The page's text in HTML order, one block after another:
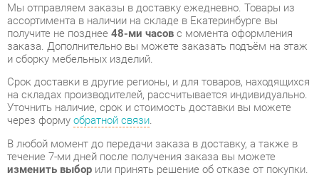
и сборку мебельных изделий.
Срок доставки в другие регионы, и для товаров, находящихся
на складах производителей, рассчитывается индивидуально.
Уточнить наличие, срок и стоимость доставки вы можете
через формуобратной связи.
В любой момент до передачи заказа в доставку, а также в
течение 7-ми дней после получения заказа вы можете
изменить выборили принять решение об отказе от покупки.
могут быть повреждены при транспортировке. Если Вы
заметили дефект при приёме - мы заменим поврежденную
деталь.Повторная доставкатовара -бесплатна.